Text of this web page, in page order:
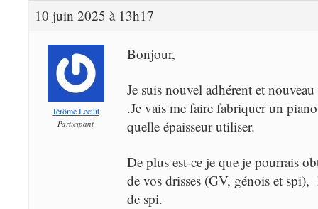
10 juin 2025 à 13h17
Jérôme Lecuit
Participant
Bonjour,
Je suis nouvel adhérent et
.Je vais me faire fabriquer un
quelle épaisseur utiliser.
De plus est-ce je que je pourrais
de vos drisses (GV, génois et spi),
de spi.